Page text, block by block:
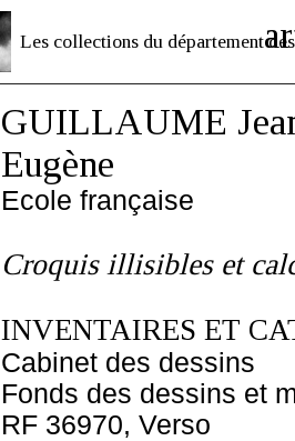
Les collections du département des
GUILLAUME
Eugène
Ecole française
Croquis illisibles et
INVENTAIRES ET
Cabinet des dessins
Fonds des dessins et
RF 36970, Verso